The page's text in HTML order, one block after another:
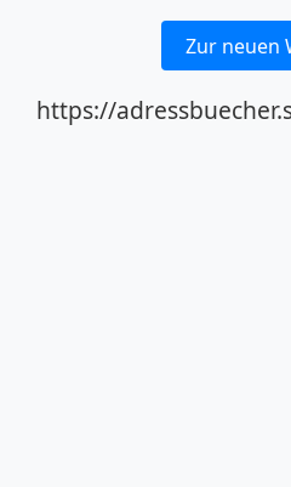
Zur neuen
https://